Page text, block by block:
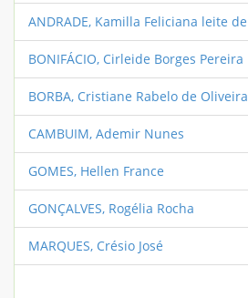
ANDRADE, Kamilla Feliciana leite de
BONIFÁCIO, Cirleide Borges Pereira
BORBA, Cristiane Rabelo de Oliveira
CAMBUIM, Ademir Nunes
GOMES, Hellen France
GONÇALVES, Rogélia Rocha
MARQUES, Crésio José